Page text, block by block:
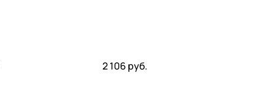
2 106 руб.